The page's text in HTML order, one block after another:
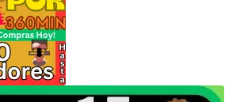
tu Anfitrión